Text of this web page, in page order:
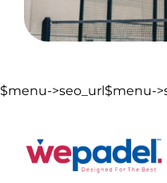
$menu->seo_url$menu-